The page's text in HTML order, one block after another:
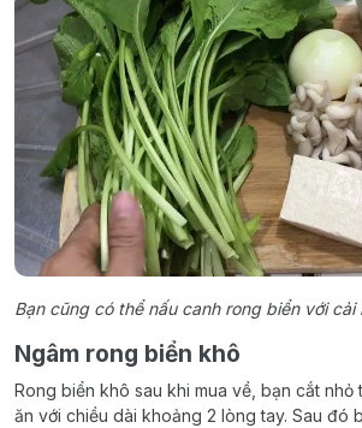
Bạn cũng có thể nấu canh rong biển với cải
Ngâm rong biển khô
Rong biển khô sau khi mua về, bạn cắt
ăn với chiều dài khoảng 2 lòng tay. Sau đó